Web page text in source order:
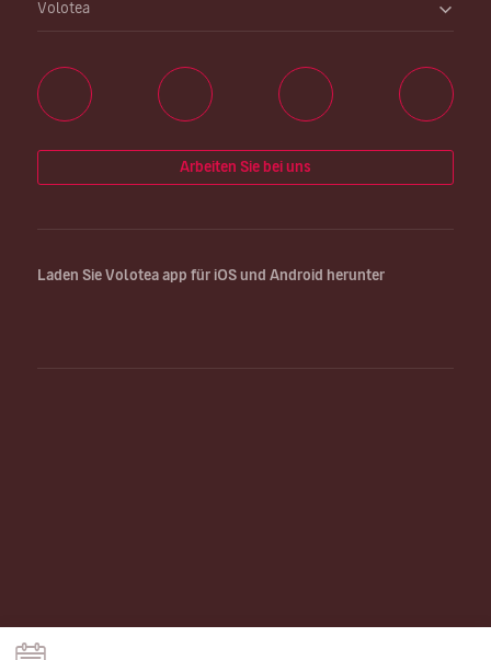
Volotea
Arbeiten Sie bei uns
Laden Sie Volotea app für iOS und Android herunter